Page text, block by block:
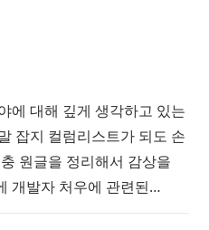
에 대해 깊게 생각하고 있는
잡지 컬럼리스트가 되도 손
원글을 정리해서 감상을
개발자 처우에 관련된…